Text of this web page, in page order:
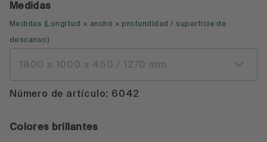
Medidas
Medidas (Longitud × ancho × profundidad / superficie de
descanso )
1800 x 1000 x 450 / 1270 mm
Número de artículo: 6042
Colores brillantes